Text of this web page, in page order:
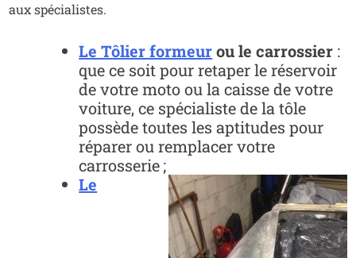
aux spécialistes.
Le Tôlier formeurou le carrossier :
que ce soit pour retaper le réservoir
de votre moto ou la caisse de votre
voiture, ce spécialiste de la tôle
possède toutes les aptitudes pour
réparer ou remplacer votre
carrosserie ;
Le